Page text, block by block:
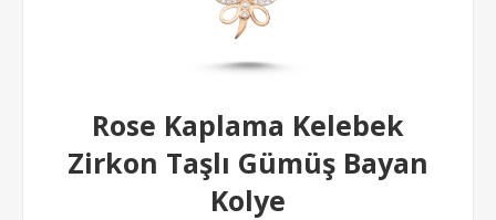
Rose Kaplama Kelebek
Zirkon Taşlı Gümüş Bayan
Kolye